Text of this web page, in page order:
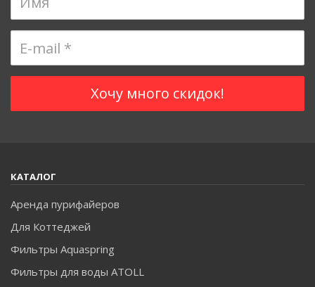
КАТАЛОГ
Аренда пурифайеров
Для Коттеджей
Фильтры Aquaspring
Фильтры для воды ATOLL